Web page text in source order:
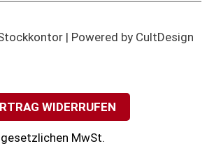
| Powered by CultDesign
WIDERRUFEN
MwSt.